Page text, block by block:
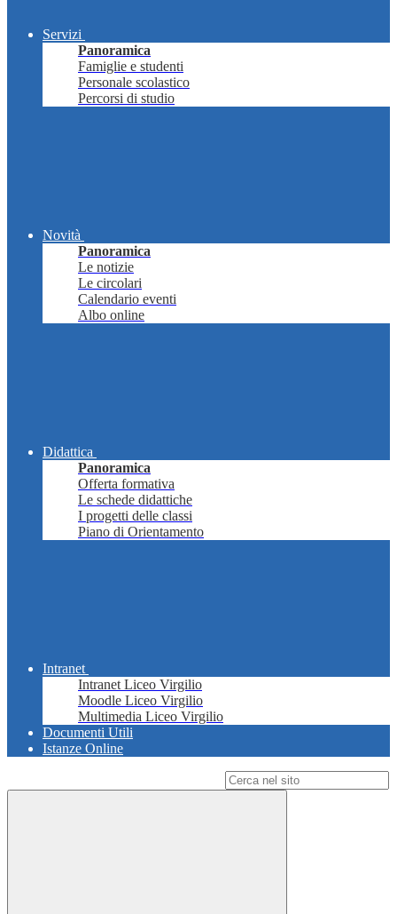
Servizi
Panoramica
Famiglie e studenti
Personale scolastico
Percorsi di studio
Novità
Panoramica
Le notizie
Le circolari
Calendario eventi
Albo online
Didattica
Panoramica
Offerta formativa
Le schede didattiche
I progetti delle classi
Piano di Orientamento
Intranet
Intranet Liceo Virgilio
Moodle Liceo Virgilio
Multimedia Liceo Virgilio
Documenti Utili
Istanze Online